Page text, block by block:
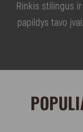
Rinkis stilingus
papildys tavo